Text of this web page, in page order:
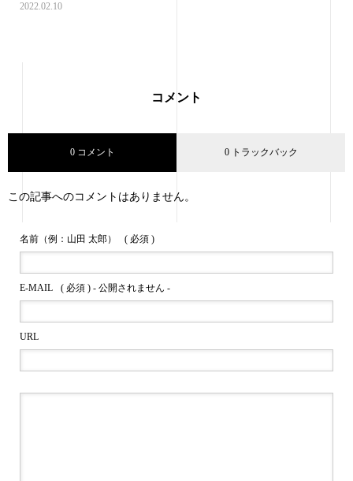
2022.02.10
コメント
0 コメント 0 トラックバック
この記事へのコメントはありません。
名前（例：山田 太郎） ( 必須 )
E-MAIL ( 必須 ) - 公開されません -
URL